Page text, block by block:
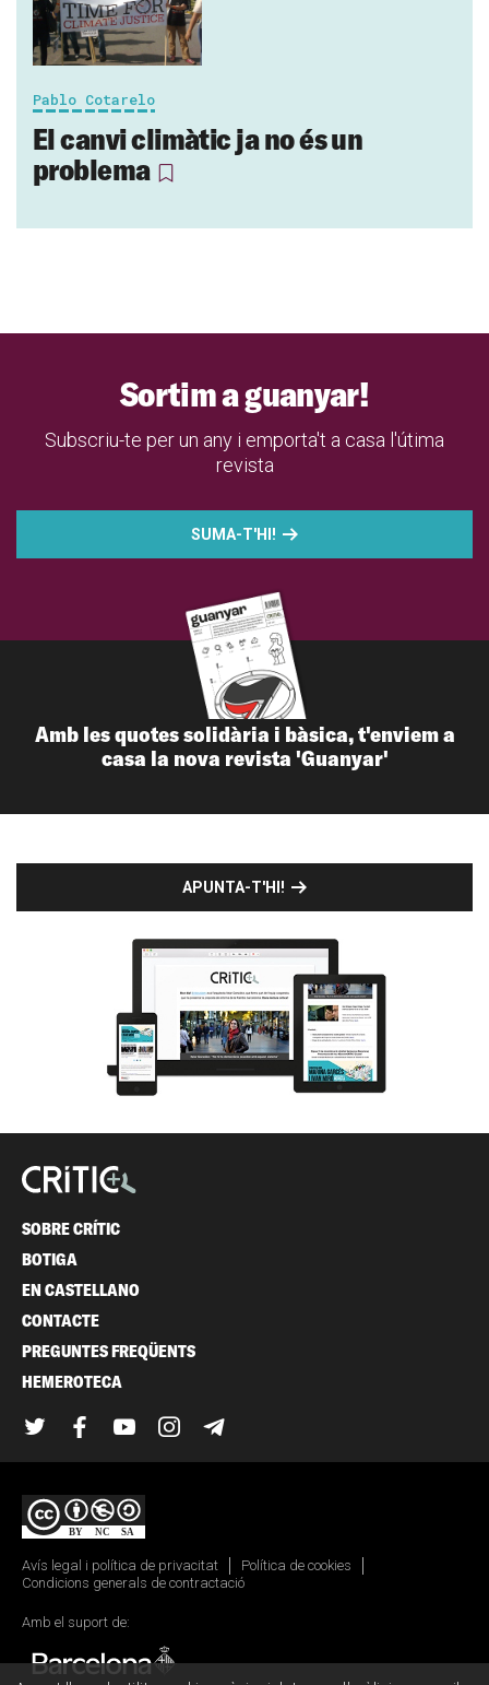
Pablo Cotarelo
El canvi climàtic ja no és un
problema
Sortim a guanyar!
Subscriu-te per un any i emporta't a casa l'útima
revista
SUMA-T'HI!
Amb les quotes solidària i bàsica, t'enviem a
casa la nova revista 'Guanyar'
APUNTA-T'HI!
SOBRE CRÍTIC
BOTIGA
EN CASTELLANO
CONTACTE
PREGUNTES FREQÜENTS
HEMEROTECA
TwitterFacebook
YouTubeInstagram
Avís legal i política de privacitat
Política de cookies
Condicions generals de contractació
Amb el suport de: